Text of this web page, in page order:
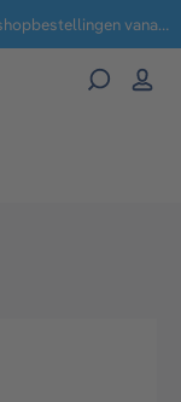
Geen administratie- en verzendkosten voor webshopbestellingen vanaf € 100,-.